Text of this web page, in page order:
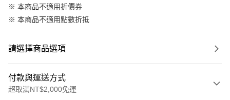
※ 本商品不適用折價券
※ 本商品不適用點數折抵
請選擇商品選項
付款與運送方式
超取滿NT$2,000免運